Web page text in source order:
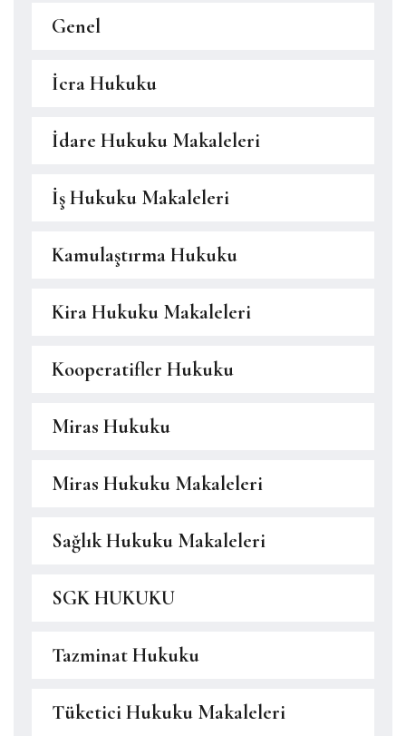
Genel
İcra Hukuku
İdare Hukuku Makaleleri
İş Hukuku Makaleleri
Kamulaştırma Hukuku
Kira Hukuku Makaleleri
Kooperatifler Hukuku
Miras Hukuku
Miras Hukuku Makaleleri
Sağlık Hukuku Makaleleri
SGK HUKUKU
Tazminat Hukuku
Tüketici Hukuku Makaleleri